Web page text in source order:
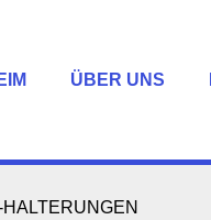
ÜBER UNS